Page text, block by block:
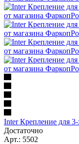
Inter Крепление для
Достаточно
Арт.: 5502